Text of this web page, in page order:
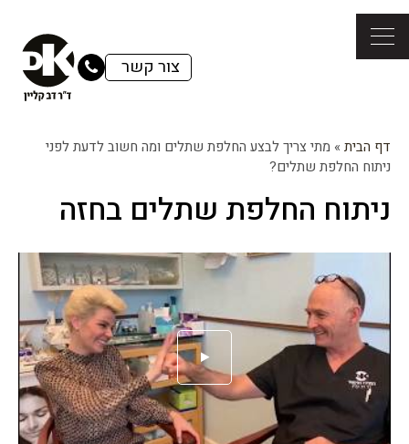
צור קשר
דף הבית » מתי צריך לבצע החלפת שתלים ומה חשוב לדעת לפני
ניתוח החלפת שתלים?
ניתוח החלפת שתלים בחזה